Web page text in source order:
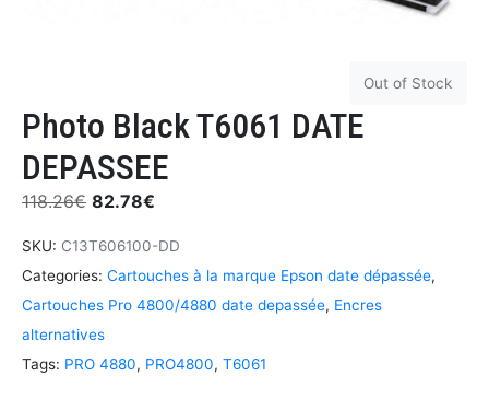
Out of Stock
Photo Black T6061 DATE
DEPASSEE
118.26€ 82.78€
SKU: C13T606100-DD
Categories: Cartouches à la marque Epson date dépassée,
Cartouches Pro 4800/4880 date depassée, Encres
alternatives
Tags: PRO 4880, PRO4800, T6061